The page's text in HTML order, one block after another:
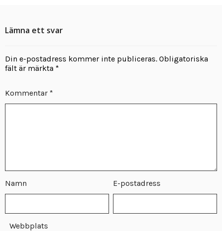
Lämna ett svar
Din e-postadress kommer inte publiceras. Obligatoriska
fält är märkta *
Kommentar *
Namn E-postadress
Webbplats